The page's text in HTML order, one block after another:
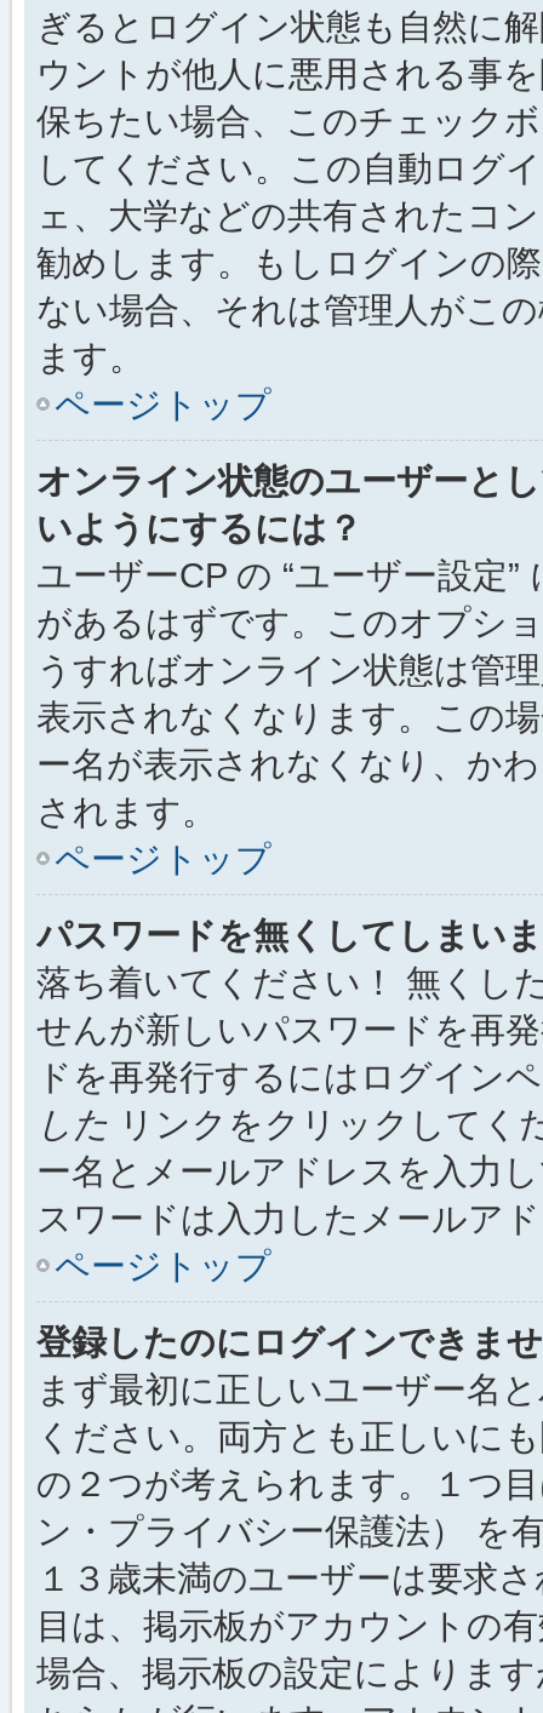
ぎるとログイン状態も自然に
ウントが他人に悪用される事
保ちたい場合、このチェック
してください。この自動ログ
ェ、大学などの共有されたコ
勧めします。もしログインの
ない場合、それは管理人がこ
ます。
ページトップ
オンライン状態のユーザーと
いようにするには？
ユーザーCP の “ユーザー設定
があるはずです。このオプシ
うすればオンライン状態は管
表示されなくなります。この
ー名が表示されなくなり、か
されます。
ページトップ
パスワードを無くしてしまい
落ち着いてください！ 無くし
せんが新しいパスワードを再
ドを再発行するにはログイン
した リンクをクリックしてく
ー名とメールアドレスを入力
スワードは入力したメールア
ページトップ
登録したのにログインできま
まず最初に正しいユーザー名
ください。両方とも正しいに
の２つが考えられます。１つ
ン・プライバシー保護法） を
１３歳未満のユーザーは要求
目は、掲示板がアカウントの
場合、掲示板の設定によりま